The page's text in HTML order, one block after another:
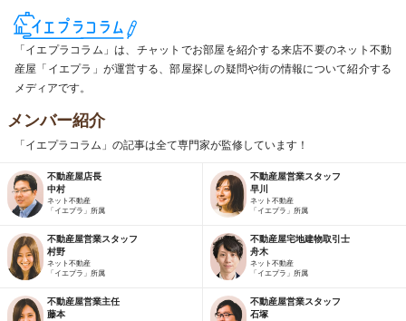
「イエプラコラム」は、チャットでお部屋を紹介する来店不要のネット不動
産屋「イエプラ」が運営する、部屋探しの疑問や街の情報について紹介する
メディアです。
メンバー紹介
「イエプラコラム」の記事は全て専門家が監修しています！
不動産屋店長
中村
ネット不動産
「イエプラ」所属
不動産屋営業スタッフ
早川
ネット不動産
「イエプラ」所属
不動産屋営業スタッフ
村野
ネット不動産
「イエプラ」所属
不動産屋宅地建物取引士
舟木
ネット不動産
「イエプラ」所属
不動産屋営業主任
藤本
不動産屋営業スタッフ
石塚